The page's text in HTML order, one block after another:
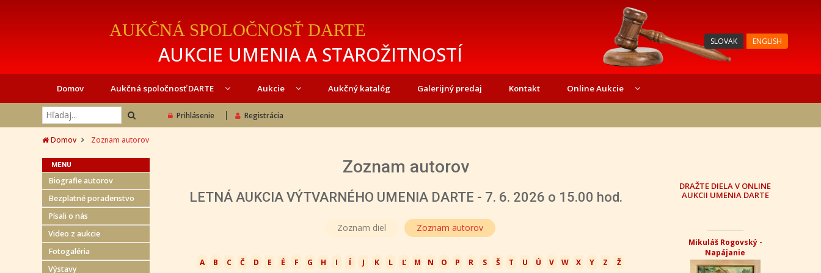
AUKČNÁ SPOLOČNOSŤ DARTE
AUKCIE UMENIA A STAROŽITNOSTÍ
SLOVAK ENGLISH
Domov Aukčná spoločnosť DARTE Aukcie Aukčný katalóg Galerijný predaj Kontakt Online Aukcie
Prihlásenie Registrácia
Domov Zoznam autorov
MENU
Biografie autorov
Bezplatné poradenstvo
Písali o nás
Video z aukcie
Fotogaléria
Výstavy
Zoznam autorov
LETNÁ AUKCIA VÝTVARNÉHO UMENIA DARTE - 7. 6. 2026 o 15.00 hod.
Zoznam diel Zoznam autorov
A B C Č D E É F G H I Í J K L Ľ M N O P R S Š T U Ú V W X Y Z Ž
DRAŽTE DIELA V ONLINE
AUKCII UMENIA DARTE
Mikuláš Rogovský -
Napájanie